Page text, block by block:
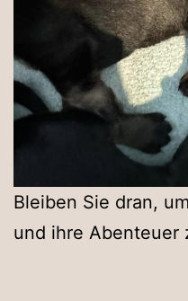
Bleiben Sie dran,
und ihre Abenteuer